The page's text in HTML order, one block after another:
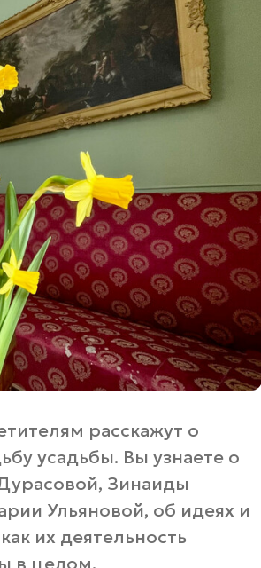
расскажут о
усадьбы. Вы узнаете о
Зинаиды
Ульяновой, об идеях и
их деятельность